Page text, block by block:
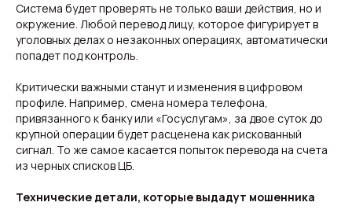
Система будет проверять не только ваши действия, но и
окружение. Любой перевод лицу, которое фигурирует в
уголовных делах о незаконных операциях, автоматически
попадет под контроль.
Критически важными станут и изменения в цифровом
профиле. Например, смена номера телефона,
привязанного к банку или «Госуслугам», за двое суток до
крупной операции будет расценена как рискованный
сигнал. То же самое касается попыток перевода на счета
из черных списков ЦБ.
Технические детали, которые выдадут мошенника
Свежие новости с жару — честно и по делу!
Добро пожаловать на кухню актуальных новостей!